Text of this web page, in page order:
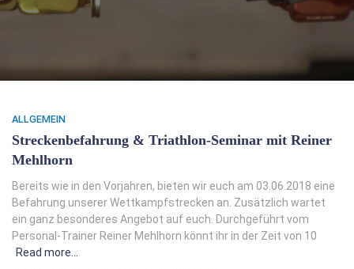
ALLGEMEIN
Streckenbefahrung & Triathlon-Seminar mit Reiner
Mehlhorn
Bereits wie in den Vorjahren, bieten wir euch am 03.06.2018 eine
Befahrung unserer Wettkampfstrecken an. Zusätzlich wartet
ein ganz besonderes Angebot auf euch. Durchgeführt vom
Personal-Trainer Reiner Mehlhorn könnt ihr in der Zeit von 10
Read more…